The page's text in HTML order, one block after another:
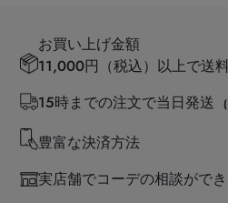
お買い上げ金額
11,000円（税込）以上で送
15時までの注文で当日発送
豊富な決済方法
実店舗でコーデの相談がで